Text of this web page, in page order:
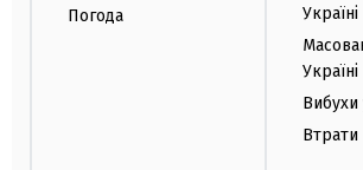
Погода
Україні
Україні
Вибухи
Втрати